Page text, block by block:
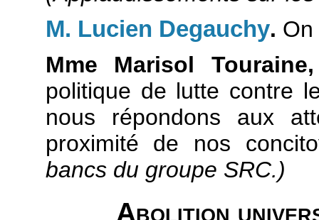
M. Lucien Degauchy.
Mme Marisol
politique de lutte contre
nous répondons aux
proximité de nos
bancs du groupe SRC.)
Abolition